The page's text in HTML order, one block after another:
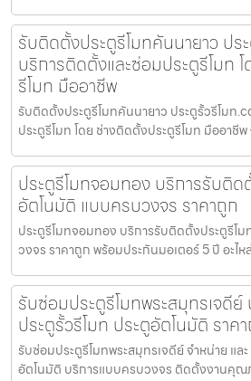
รับติดตั้งประตูรีโมทคันนายาว ปร
บริการติดตั้งและซ่อมประตูรีโมท
รีโมท มืออาชีพ
รับติดตั้งประตูรีโมทคันนายาว ประตูรั้วรีโมท
ประตูรีโมท โดย ช่างติดตั้งประตูรีโมท มืออาชี
ประตูรีโมทจอมทอง บริการรับติด
อัตโนมัติ แบบครบวงจร ราคาถูก
ประตูรีโมทจอมทอง บริการรับติดตั้งประตูรีโ
วงจร ราคาถูก พร้อมประกันมอเตอร์ 5 ปี อะไห
รับซ่อมประตูรีโมทพระสมุทรเจดี
ประตูรั้วรีโมท ประตูอัตโนมัติ ราค
รับซ่อมประตูรีโมทพระสมุทรเจดีย์ จำหน่าย แล
อัตโนมัติ บริการแบบครบวงจร ติดตั้งงานคุณ